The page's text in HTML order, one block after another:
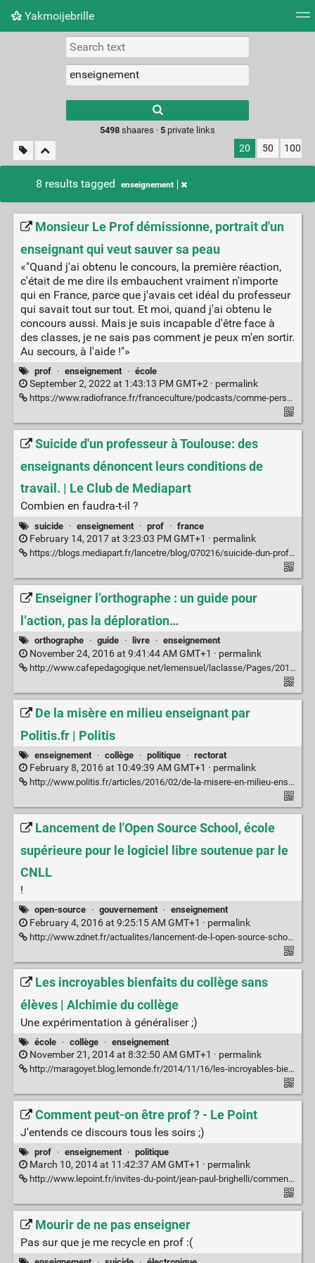
Yakmoijebrille
Picture wall
results.
5498shaares · 5private links
20 50 100
8 results tagged enseignement
Monsieur Le Prof démissionne, portrait d'un
enseignant qui veut sauver sa peau
«"Quand j'ai obtenu le concours, la première réaction,
c'était de me dire ils embauchent vraiment n'importe
qui en France, parce que j'avais cet idéal du professeur
qui savait tout sur tout. Et moi, quand j'ai obtenu le
concours aussi. Mais je suis incapable d'être face à
des classes, je ne sais pas comment je peux m'en sortir.
Au secours, à l'aide !"»
prof · enseignement · école
September 2, 2022 at 1:43:13 PM GMT+2 · permalink
https://www.radiofrance.fr/franceculture/podcasts/comme-personne/monsieur-le-prof-demissionne-portrait-d-un-enseignant-qui-veut-sauver-sa-peau-6846221
Suicide d'un professeur à Toulouse: des
enseignants dénoncent leurs conditions de
travail. | Le Club de Mediapart
Combien en faudra-t-il ?
suicide · enseignement · prof · france
February 14, 2017 at 3:23:03 PM GMT+1 · permalink
https://blogs.mediapart.fr/lancetre/blog/070216/suicide-dun-professeur-toulouse-des-enseignants-denoncent-leurs-conditions-de-travail
Enseigner l’orthographe : un guide pour
l’action, pas la déploration…
orthographe · guide · livre · enseignement
November 24, 2016 at 9:41:44 AM GMT+1 · permalink
http://www.cafepedagogique.net/lemensuel/laclasse/Pages/2012/129_3.aspx
De la misère en milieu enseignant par
Politis.fr | Politis
enseignement · collège · politique · rectorat
February 8, 2016 at 10:49:39 AM GMT+1 · permalink
http://www.politis.fr/articles/2016/02/de-la-misere-en-milieu-enseignant-34064/
Lancement de l'Open Source School, école
supérieure pour le logiciel libre soutenue par le
CNLL
!
open-source · gouvernement · enseignement
February 4, 2016 at 9:25:15 AM GMT+1 · permalink
http://www.zdnet.fr/actualites/lancement-de-l-open-source-school-ecole-superieure-pour-le-logiciel-libre-soutenue-par-le-cnll-39832062.htm
Les incroyables bienfaits du collège sans
élèves | Alchimie du collège
Une expérimentation à généraliser ;)
école · collège · enseignement
November 21, 2014 at 8:32:50 AM GMT+1 · permalink
http://maragoyet.blog.lemonde.fr/2014/11/16/les-incroyables-bienfaits-du-college-sans-eleves/
Comment peut-on être prof ? - Le Point
J'entends ce discours tous les soirs ;)
prof · enseignement · politique
March 10, 2014 at 11:42:37 AM GMT+1 · permalink
http://www.lepoint.fr/invites-du-point/jean-paul-brighelli/comment-peut-on-etre-prof-08-03-2014-1798835_1886.php
Mourir de ne pas enseigner
Pas sur que je me recycle en prof :(